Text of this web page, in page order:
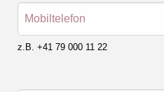
Mobiltelefon
z.B. +41 79 000 11 22